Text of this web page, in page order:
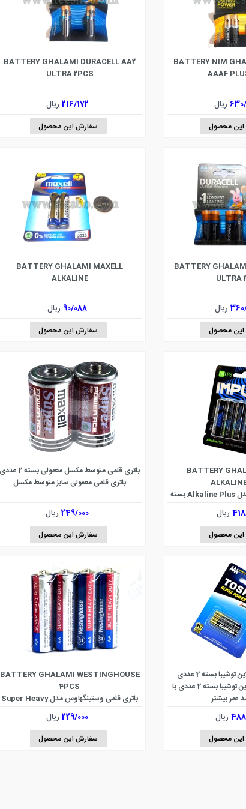
BATTERY NIM
AAA4
ریال
محصول
BATTERY GHALAMI DURACELL AA2
ULTRA 2PCS
216/172ریال
سفارش این محصول
BATTERY
ULTRA
ریال
محصول
BATTERY GHALAMI MAXELL
ALKALINE
90/088 ریال
سفارش این محصول
BATTERY
باتری قلمی ایمپالس مدل Alkaline Plus بسته
ریال
محصول
باتری قلمی متوسط مکسل معمولی بسته 2 عددی
باتری قلمی معمولی سایز متوسط مکسل
249/000ریال
سفارش این محصول
بسته 2 عددی
باطری نیم قلمی آلکالاین توشیبا بسته 2 عددی با
ریال
محصول
BATTERY GHALAMI WESTINGHOUSE
4PCS
باتری قلمی وستینگهاوس مدل Super Heavy
229/000ریال
سفارش این محصول